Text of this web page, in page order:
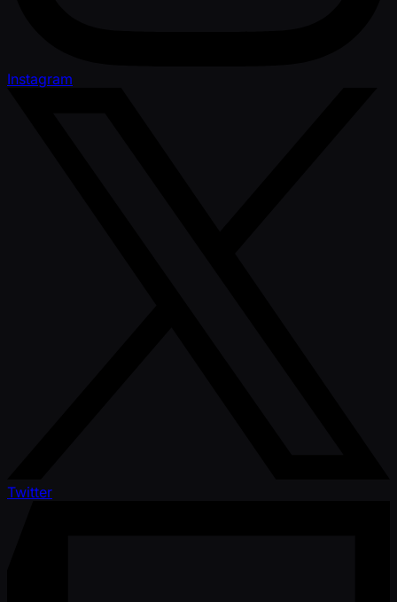
Instagram
Twitter